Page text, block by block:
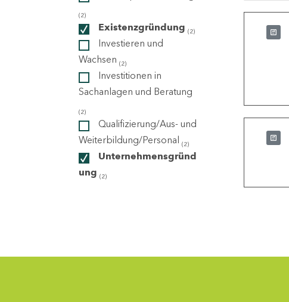
(2)
Existenzgründung (2)
Investieren und
Wachsen (2)
Investitionen in
Sachanlagen und Beratung
(2)
Qualifizierung/Aus- und
Weiterbildung/Personal (2)
Unternehmensgründ
ung (2)